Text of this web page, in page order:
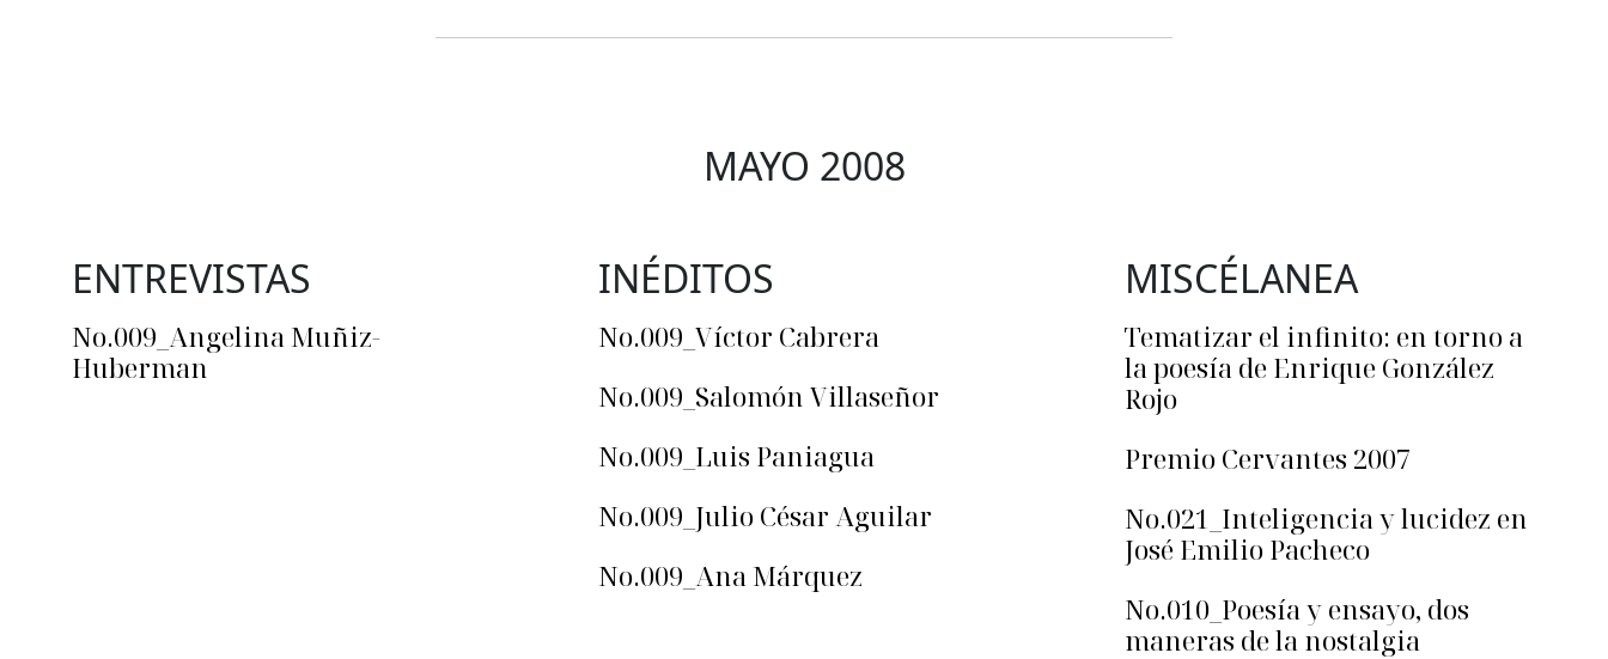
MAYO 2008
ENTREVISTAS
No.009_Angelina Muñiz-
Huberman
INÉDITOS
No.009_Víctor Cabrera
No.009_Salomón Villaseñor
No.009_Luis Paniagua
No.009_Julio César Aguilar
No.009_Ana Márquez
MISCÉLANEA
Tematizar el infinito: en torno a
la poesía de Enrique González
Rojo
Premio Cervantes 2007
No.021_Inteligencia y lucidez en
José Emilio Pacheco
No.010_Poesía y ensayo, dos
maneras de la nostalgia